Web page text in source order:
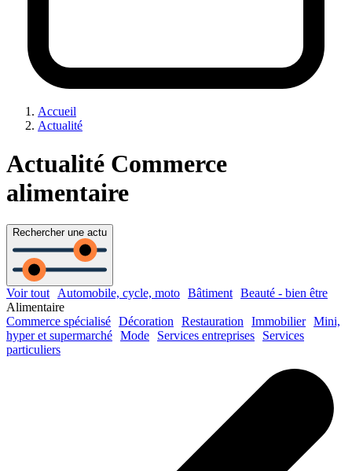
Accueil
Actualité
Actualité Commerce
alimentaire
Rechercher une actu
Voir tout Automobile, cycle, moto Bâtiment Beauté - bien être
Alimentaire
Commerce spécialisé Décoration Restauration Immobilier Mini,
hyper et supermarché Mode Services entreprises
Services
particuliers